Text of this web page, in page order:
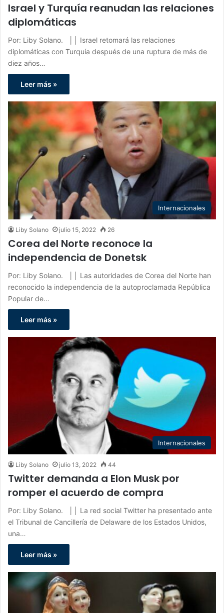
Israel y Turquía reanudan las relaciones
diplomáticas
Por: Liby Solano. ││ Israel retomará las relaciones
diplomáticas con Turquía después de una ruptura de más de
diez años…
Leer más »
Internacionales
Liby Solano julio 15, 2022 26
Corea del Norte reconoce la
independencia de Donetsk
Por: Liby Solano. ││ Las autoridades de Corea del Norte han
reconocido la independencia de la autoproclamada República
Popular de…
Leer más »
Internacionales
Liby Solano julio 13, 2022 44
Twitter demanda a Elon Musk por
romper el acuerdo de compra
Por: Liby Solano. ││ La red social Twitter ha presentado ante
el Tribunal de Cancillería de Delaware de los Estados Unidos,
una…
Leer más »